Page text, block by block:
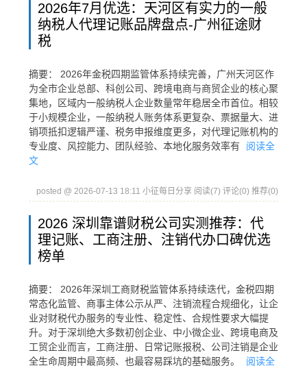
2026年7月优选：天河区有实力的一般
纳税人代理记账品牌盘点-广州征途财
税
摘要： 2026年金税四期监管体系持续完善，广州天河区作
为全市企业总部、科创公司、跨境电商与商贸企业的核心聚
集地，区域内一般纳税人企业数量常年稳居全市首位。相较
于小规模企业，一般纳税人账务体系更复杂、票据量大、进
销项抵扣逻辑严谨、税务申报维度更多，对代理记账机构的
专业度、风控能力、团队经验、本地化服务效率有
阅读全
文
posted @ 2026-07-13 18:11 小征每日分享 阅读(7) 评论(0) 推荐(0)
2026 深圳靠谱财税公司实测推荐：代
理记账、工商注册、注销代办口碑优选
榜单
摘要： 2026年深圳工商财税监管体系持续迭代，金税四期
常态化监管、商事主体公示从严、注销流程合规细化，让企
业对财税代办服务的专业性、稳定性、合规性要求大幅提
升。对于深圳绝大多数初创企业、中小微企业、跨境电商及
工贸企业而言，工商注册、日常记账报税、公司注销是企业
全生命周期中最高频、也最容易踩坑的基础服务。
阅读全